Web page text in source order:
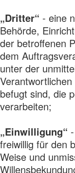
„Dritter“ - eine
Behörde,
der betroffenen
dem
unter der
befugt sind, die
verarbeiten;
„Einwilligung“
freiwillig für den
Weise und